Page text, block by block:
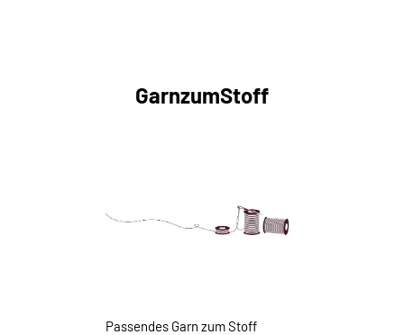
GarnzumStoff
Passendes Garn zum Stoff